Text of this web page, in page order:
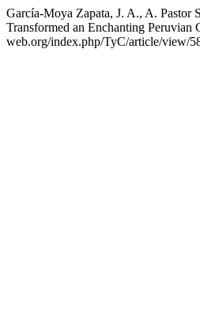
García-Moya Zapata, J. A., A.
Transformed an Enchanting Peruvian
web.org/index.php/TyC/article/view/